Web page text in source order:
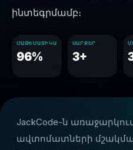
ինտեգրմամբ։
ՄԱԹԵՄԱՏԻԿԱ
96%
ՍԱՐՔԵՐ
3+
JackCode-ն
ավտոմատների